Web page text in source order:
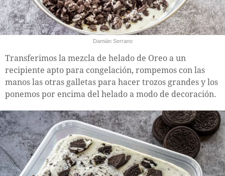
Damián Serrano
Transferimos la mezcla de helado de Oreo a un
recipiente apto para congelación, rompemos con las
manos las otras galletas para hacer trozos grandes y los
ponemos por encima del helado a modo de decoración.